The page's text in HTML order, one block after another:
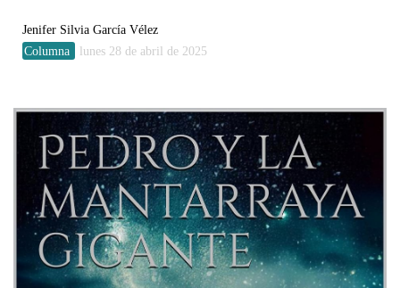
Jenifer Silvia García Vélez
Columna
lunes 28 de abril de 2025